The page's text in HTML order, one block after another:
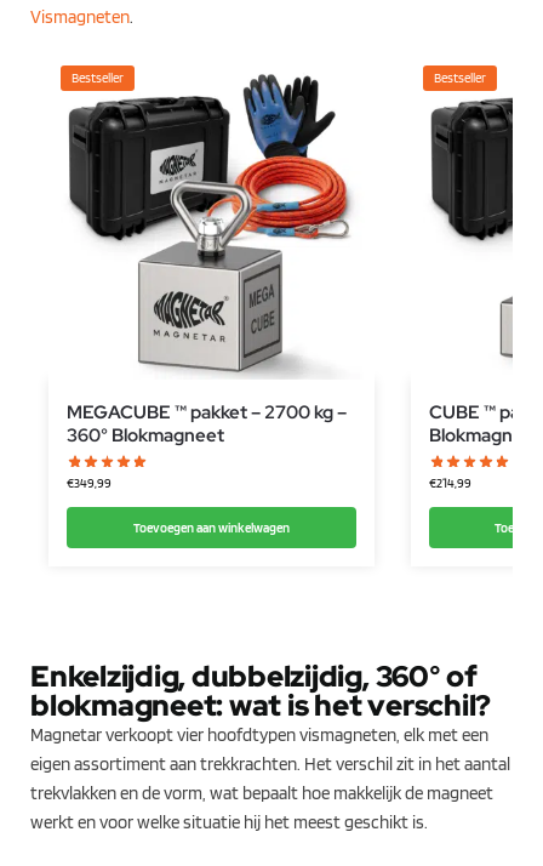
Vismagneten.
Bestseller
MEGACUBE ™ pakket – 2700 kg –
360° Blokmagneet
€349,99
Toevoegen aan winkelwagen
Bestseller
CUBE ™
Blokmagneet
€214,99
Enkelzijdig, dubbelzijdig, 360° of
blokmagneet: wat is het verschil?
Magnetar verkoopt vier hoofdtypen vismagneten, elk met een
eigen assortiment aan trekkrachten. Het verschil zit in het aantal
trekvlakken en de vorm, wat bepaalt hoe makkelijk de magneet
werkt en voor welke situatie hij het meest geschikt is.